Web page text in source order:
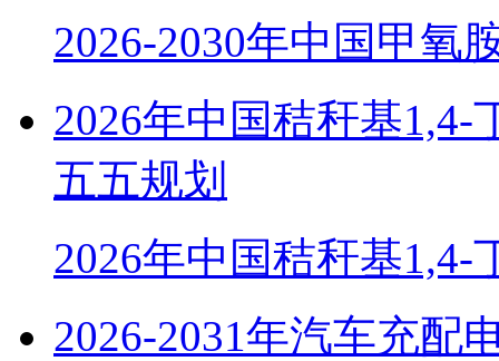
2026-2030年中国甲氧
2026年中国秸秆基1,4-
五五规划
2026年中国秸秆基1,4-
2026-2031年汽车充配